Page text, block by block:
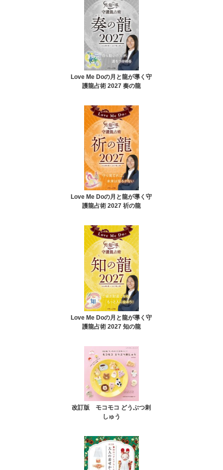
Love Me Doの月と龍が導く守
護龍占術 2027 奏の龍
Love Me Doの月と龍が導く守
護龍占術 2027 祈の龍
Love Me Doの月と龍が導く守
護龍占術 2027 知の龍
改訂版 モコモコ どうぶつ刺
しゅう